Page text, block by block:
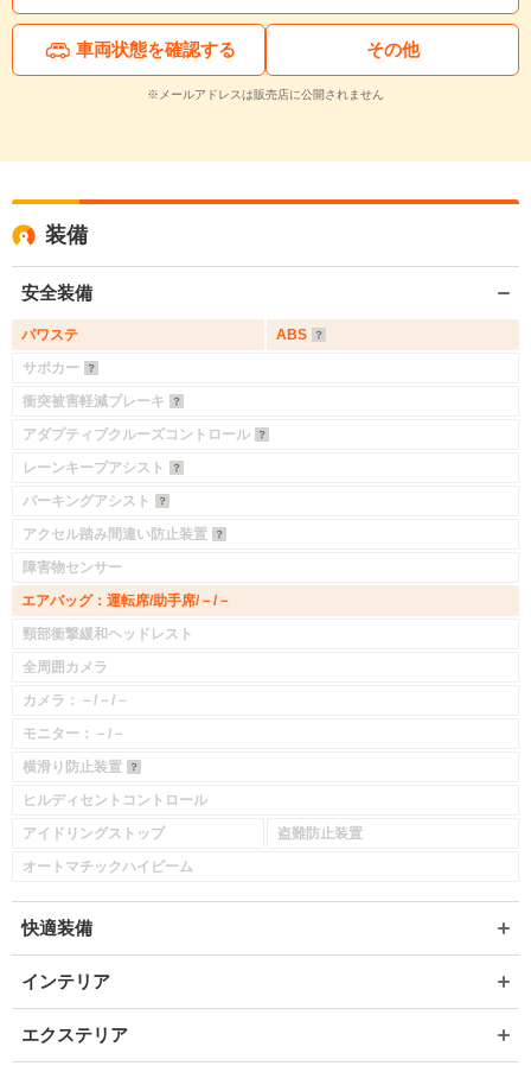
車両状態を確認する その他
※メールアドレスは販売店に公開されません
装備
安全装備
パワステ
ABS
サポカー
衝突被害軽減ブレーキ
アダプティブクルーズコントロール
レーンキープアシスト
パーキングアシスト
アクセル踏み間違い防止装置
障害物センサー
エアバッグ：運転席/助手席/－/－
頸部衝撃緩和ヘッドレスト
全周囲カメラ
カメラ：－/－/－
モニター：－/－
横滑り防止装置
ヒルディセントコントロール
アイドリングストップ
盗難防止装置
オートマチックハイビーム
快適装備
インテリア
エクステリア